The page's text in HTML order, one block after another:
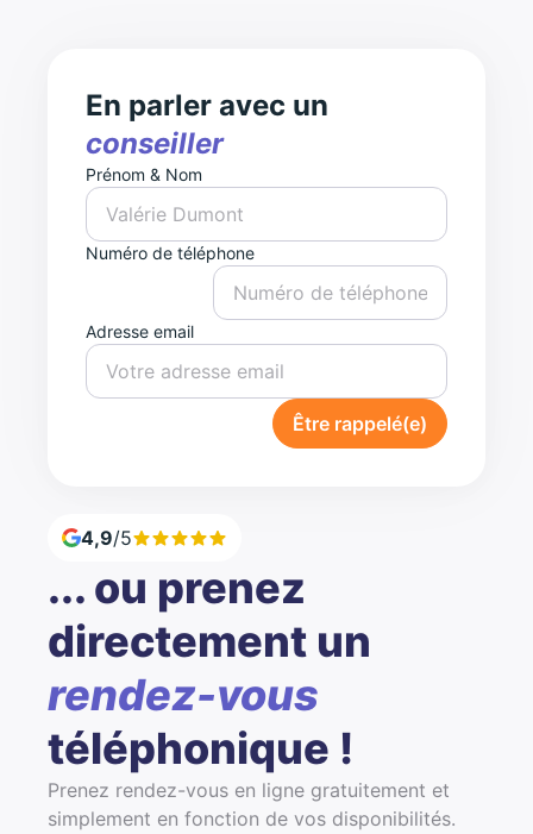
En parler avec un
conseiller
Prénom & Nom
Numéro de téléphone
Adresse email
Être rappelé(e)
4,9/5
... ou prenez
directement un
rendez-vous
téléphonique !
Prenez rendez-vous en ligne gratuitement et
simplement en fonction de vos disponibilités.